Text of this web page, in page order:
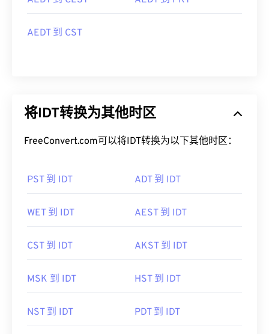
AEDT 到 CST
将IDT转换为其他时区
FreeConvert.com可以将IDT转换为以下其他时区：
PST 到 IDT ADT 到 IDT
WET 到 IDT AEST 到 IDT
CST 到 IDT AKST 到 IDT
MSK 到 IDT HST 到 IDT
NST 到 IDT PDT 到 IDT